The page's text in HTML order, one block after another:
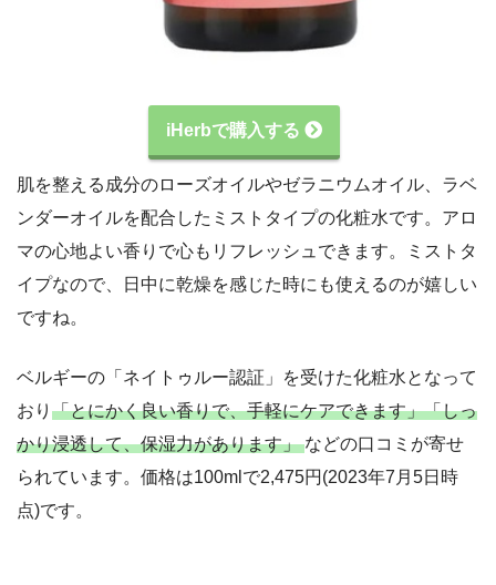
iHerbで購入する
肌を整える成分のローズオイルやゼラニウムオイル、ラベ
ンダーオイルを配合したミストタイプの化粧水です。アロ
マの心地よい香りで心もリフレッシュできます。ミストタ
イプなので、日中に乾燥を感じた時にも使えるのが嬉しい
ですね。
ベルギーの「ネイトゥルー認証」を受けた化粧水となって
おり 「とにかく良い香りで、手軽にケアできます」「しっ
かり浸透して、保湿力があります」などの口コミが寄せ
られています。価格は100mlで2,475円(2023年7月5日時
点)です。